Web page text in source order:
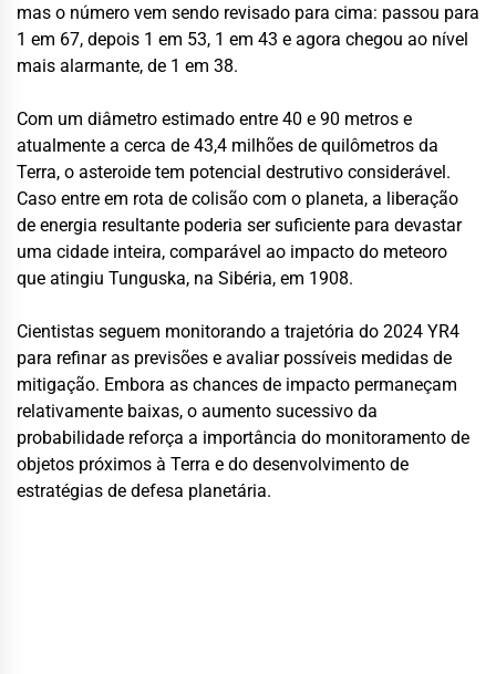
mas o número vem sendo revisado para cima: passou para
1 em 67, depois 1 em 53, 1 em 43 e agora chegou ao nível
mais alarmante, de 1 em 38.
Com um diâmetro estimado entre 40 e 90 metros e
atualmente a cerca de 43,4 milhões de quilômetros da
Terra, o asteroide tem potencial destrutivo considerável.
Caso entre em rota de colisão com o planeta, a liberação
de energia resultante poderia ser suficiente para devastar
uma cidade inteira, comparável ao impacto do meteoro
que atingiu Tunguska, na Sibéria, em 1908.
Cientistas seguem monitorando a trajetória do 2024 YR4
para refinar as previsões e avaliar possíveis medidas de
mitigação. Embora as chances de impacto permaneçam
relativamente baixas, o aumento sucessivo da
probabilidade reforça a importância do monitoramento de
objetos próximos à Terra e do desenvolvimento de
estratégias de defesa planetária.